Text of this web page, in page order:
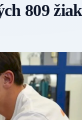
809